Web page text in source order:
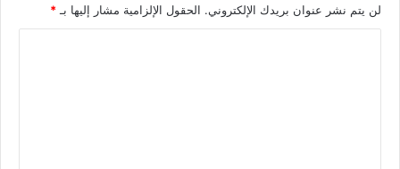
لن يتم نشر عنوان بريدك الإلكتروني. الحقول الإلزامية مشار إليها بـ *